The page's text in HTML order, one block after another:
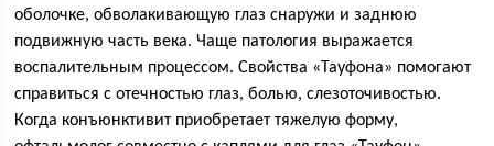
оболочке, обволакивающую глаз снаружи и заднюю
подвижную часть века. Чаще патология выражается
воспалительным процессом. Свойства «Тауфона» помогают
справиться с отечностью глаз, болью, слезоточивостью.
Когда конъюнктивит приобретает тяжелую форму,